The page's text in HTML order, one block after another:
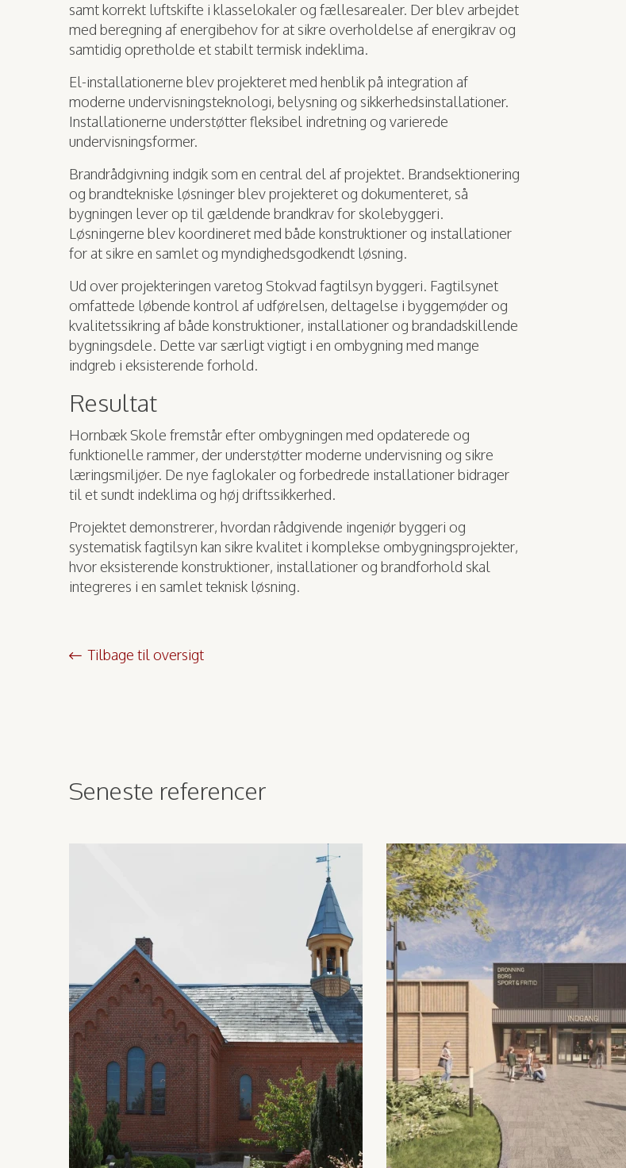
samt korrekt luftskifte i klasselokaler og fællesarealer. Der blev arbejdet
med beregning af energibehov for at sikre overholdelse af energikrav og
samtidig opretholde et stabilt termisk indeklima.
El-installationerne blev projekteret med henblik på integration af
moderne undervisningsteknologi, belysning og sikkerhedsinstallationer.
Installationerne understøtter fleksibel indretning og varierede
undervisningsformer.
Brandrådgivning indgik som en central del af projektet. Brandsektionering
og brandtekniske løsninger blev projekteret og dokumenteret, så
bygningen lever op til gældende brandkrav for skolebyggeri.
Løsningerne blev koordineret med både konstruktioner og installationer
for at sikre en samlet og myndighedsgodkendt løsning.
Ud over projekteringen varetog Stokvad fagtilsyn byggeri. Fagtilsynet
omfattede løbende kontrol af udførelsen, deltagelse i byggemøder og
kvalitetssikring af både konstruktioner, installationer og brandadskillende
bygningsdele. Dette var særligt vigtigt i en ombygning med mange
indgreb i eksisterende forhold.
Resultat
Hornbæk Skole fremstår efter ombygningen med opdaterede og
funktionelle rammer, der understøtter moderne undervisning og sikre
læringsmiljøer. De nye faglokaler og forbedrede installationer bidrager
til et sundt indeklima og høj driftssikkerhed.
Projektet demonstrerer, hvordan rådgivende ingeniør byggeri og
systematisk fagtilsyn kan sikre kvalitet i komplekse ombygningsprojekter,
hvor eksisterende konstruktioner, installationer og brandforhold skal
integreres i en samlet teknisk løsning.
Tilbage til oversigt
Seneste referencer